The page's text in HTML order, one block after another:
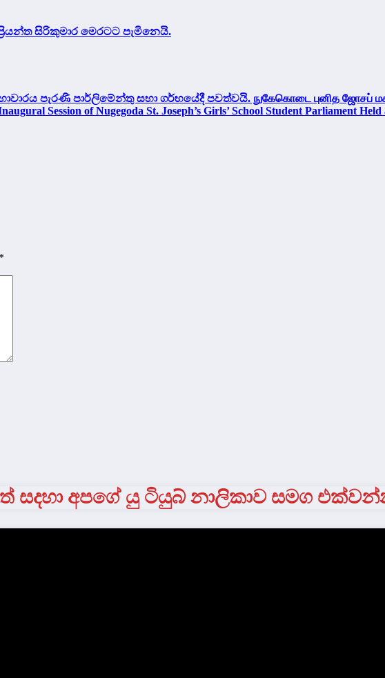
සිරිකුමාර මෙරටට පැමිනෙයි.
පැරණි පාර්ලිමේන්තු සභා ගර්භයේදී පවත්වයි. நுகேகொடை புனித ஜோசப்
Session of Nugegoda St. Joseph’s Girls’ School Student Parliament Held
*
සදහා අපගේ යු ටියුබ් නාලිකාව සමග